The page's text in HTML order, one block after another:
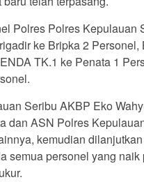
Polres Polres Kepulauan
ke Bripka 2
TK.1 ke Penata 1
Seribu AKBP Eko
dan ASN Polres
kemudian
semua personel yang